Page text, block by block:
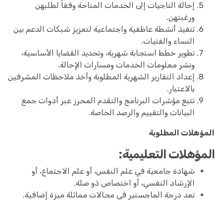
إحالة الناجيات إلى الخدمات المتاحة وفقاً لطلبهن
ورغبتهن.
تنفيذ أنشطة عاطفية واجتماعية لتعزيز شبكات الدعم بين
النساء والفتيات.
تطوير خطط استجابة شهرية، وتحديد القضايا الأساسية،
ونشر معلومات الخدمات ومسارات الإحالة.
إعداد التقارير الشهرية المطلوبة وأخذ ملاحظات المشرفين
بالاعتبار.
تتبع مؤشرات البرنامج والتقدم المحرز عبر أدوات جمع
البيانات والتقييم والرصد الخاصة.
المؤهلات المطلوبة
المؤهلات التعليمية:
شهادة جامعية في علم النفس، أو علم الاجتماع، أو
الإرشاد النفسي، أو اختصاص ذو صلة.
تعد درجة الماجستير في مجالات مماثلة ميزة إضافية.